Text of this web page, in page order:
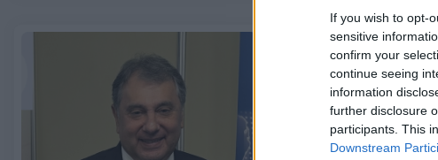
If you wish to opt-
sensitive
confirm your
continue seeing
information
further disclosure
participants. This
Downstream